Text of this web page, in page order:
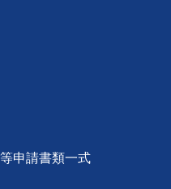
申請書類一式